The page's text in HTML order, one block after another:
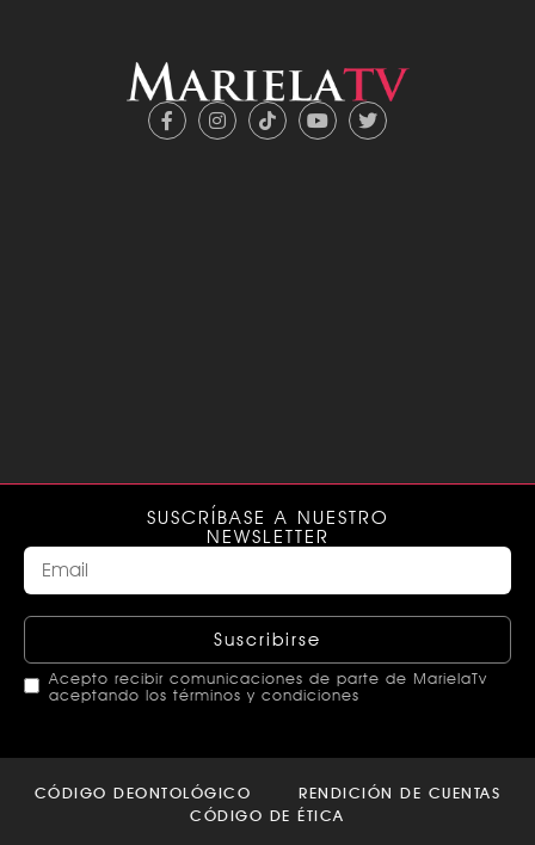
SUSCRÍBASE A NUESTRO
NEWSLETTER
Suscribirse
Acepto recibir comunicaciones de parte de MarielaTv
aceptando los términos y condiciones
should
CÓDIGO DEONTOLÓGICO
RENDICIÓN DE CUENTAS
CÓDIGO DE ÉTICA